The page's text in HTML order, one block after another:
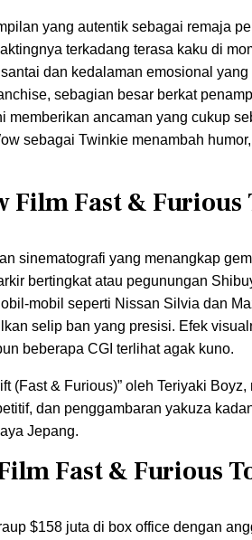
yang autentik sebagai remaja
terkadang terasa kaku di
dan kedalaman emosional
sebagian besar berkat
memberikan ancaman yang cukup
sebagai Twinkie menambah
Film Fast &
sinematografi yang menangkap
bertingkat atau pegunungan
mobil seperti Nissan Silvia dan
selip ban yang presisi. Efek
beberapa CGI terlihat agak kuno.
(Fast & Furious)” oleh Teriyaki
dan penggambaran yakuza
Jepang.
Fast & Furious
$158 juta di box office dengan